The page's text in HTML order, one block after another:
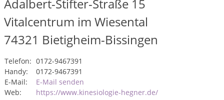
Adalbert-Stifter-Straße 15
Vitalcentrum im Wiesental
74321 Bietigheim-Bissingen
Telefon: 0172-9467391
Handy:
0172-9467391
E-Mail:
E-Mail senden
Web:
https://www.kinesiologie-hegner.de/